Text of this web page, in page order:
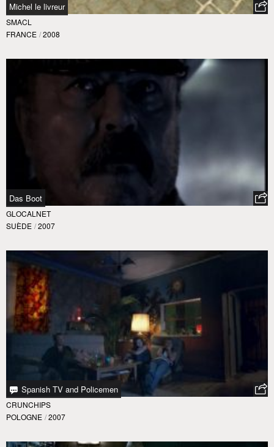
Michel le livreur
SMACL
FRANCE / 2008
Das Boot
GLOCALNET
SUÈDE / 2007
Spanish TV and Policemen
CRUNCHIPS
POLOGNE / 2007